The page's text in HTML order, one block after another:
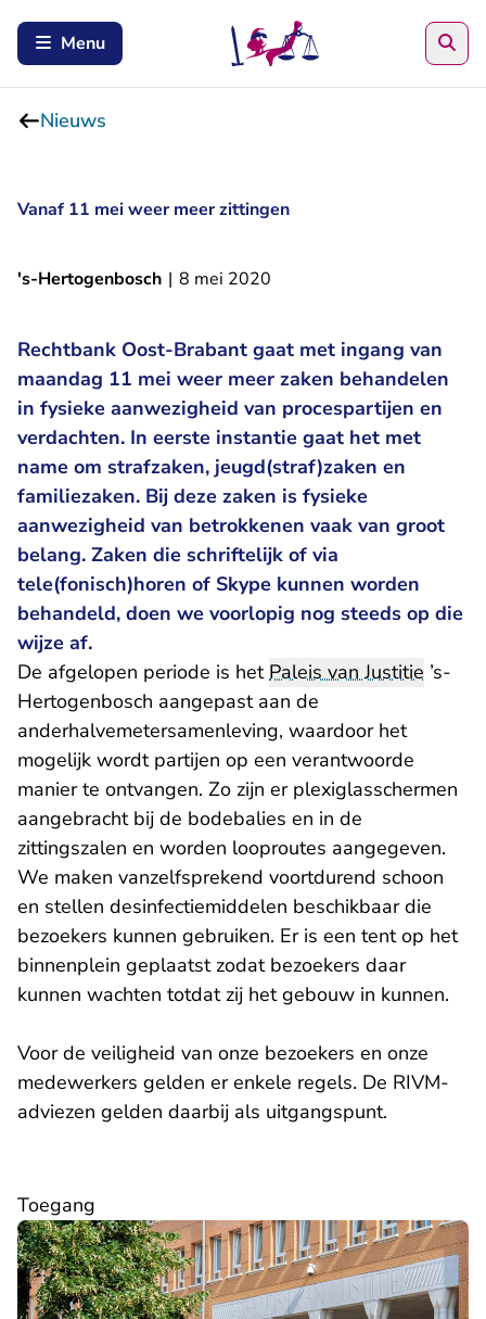
Menu
Nieuws
Vanaf 11 mei weer meer zittingen
's-Hertogenbosch | 8 mei 2020
Rechtbank Oost-Brabant gaat met ingang van
maandag 11 mei weer meer zaken behandelen
in fysieke aanwezigheid van procespartijen en
verdachten. In eerste instantie gaat het met
name om strafzaken, jeugd(straf)zaken en
familiezaken. Bij deze zaken is fysieke
aanwezigheid van betrokkenen vaak van groot
belang. Zaken die schriftelijk of via
tele(fonisch)horen of Skype kunnen worden
behandeld, doen we voorlopig nog steeds op die
wijze af.
De afgelopen periode is hetPaleis van Justitie ’s-
Hertogenbosch aangepast aan de
anderhalvemetersamenleving, waardoor het
mogelijk wordt partijen op een verantwoorde
manier te ontvangen. Zo zijn er plexiglasschermen
aangebracht bij de bodebalies en in de
zittingszalen en worden looproutes aangegeven.
We maken vanzelfsprekend voortdurend schoon
en stellen desinfectiemiddelen beschikbaar die
bezoekers kunnen gebruiken. Er is een tent op het
binnenplein geplaatst zodat bezoekers daar
kunnen wachten totdat zij het gebouw in kunnen.
Voor de veiligheid van onze bezoekers en onze
medewerkers gelden er enkele regels. De RIVM-
adviezen gelden daarbij als uitgangspunt.
Toegang